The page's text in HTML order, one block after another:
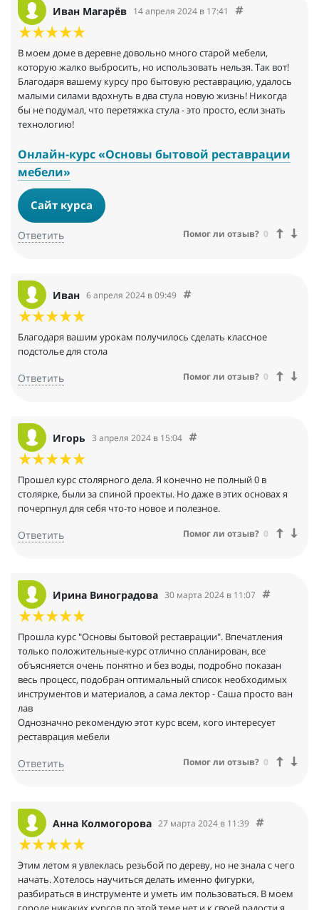
Иван Магарёв 14 апреля 2024 в 17:41
В моем доме в деревне довольно много старой мебели,
которую жалко выбросить, но использовать нельзя. Так вот!
Благодаря вашему курсу про бытовую реставрацию, удалось
малыми силами вдохнуть в два стула новую жизнь! Никогда
бы не подумал, что перетяжка стула - это просто, если знать
технологию!
Онлайн-курс «Основы бытовой реставрации
мебели»
Сайт курса
Ответить Помог ли отзыв? 0
Иван 6 апреля 2024 в 09:49
Благодаря вашим урокам получилось сделать классное
подстолье для стола
Ответить Помог ли отзыв? 0
Игорь 3 апреля 2024 в 15:04
Прошел курс столярного дела. Я конечно не полный 0 в
столярке, были за спиной проекты. Но даже в этих основах я
почерпнул для себя что-то новое и полезное.
Ответить Помог ли отзыв? 0
Ирина Виноградова 30 марта 2024 в 11:07
Прошла курс "Основы бытовой реставрации". Впечатления
только положительные-курс отлично спланирован, все
объясняется очень понятно и без воды, подробно показан
весь процесс, подобран оптимальный список необходимых
инструментов и материалов, а сама лектор - Саша просто ван
лав
Однозначно рекомендую этот курс всем, кого интересует
реставрация мебели
Ответить Помог ли отзыв? 0
Анна Колмогорова 27 марта 2024 в 11:39
Этим летом я увлеклась резьбой по дереву, но не знала с чего
начать. Хотелось научиться делать именно фигурки,
разбираться в инструменте и уметь им пользоваться. В моем